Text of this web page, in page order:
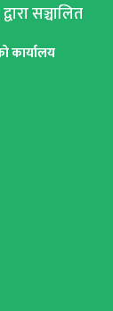
सञ्चालित
कार्यालय